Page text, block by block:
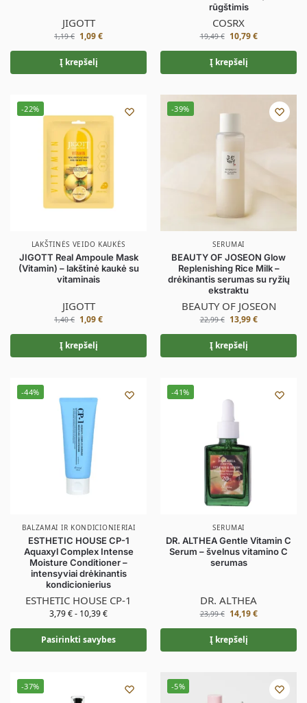
JIGOTT
1,19€ 1,09€
Į krepšelį
rūgštimis
COSRX
19,49€ 10,79€
Į krepšelį
-22%
LAKŠTINĖS VEIDO KAUKĖS
JIGOTT Real Ampoule Mask
(Vitamin) – lakštinė kaukė su
vitaminais
JIGOTT
1,40€ 1,09€
Į krepšelį
-39%
SERUMAI
BEAUTY OF JOSEON Glow
Replenishing Rice Milk –
drėkinantis serumas su ryžių
ekstraktu
BEAUTY OF JOSEON
22,99€ 13,99€
Į krepšelį
-44%
BALZAMAI IR KONDICIONIERIAI
ESTHETIC HOUSE CP-1
Aquaxyl Complex Intense
Moisture Conditioner –
intensyviai drėkinantis
kondicionierius
ESTHETIC HOUSE CP-1
3,79€- 10,39€
Pasirinkti savybes
-41%
SERUMAI
DR. ALTHEA Gentle Vitamin C
Serum – švelnus vitamino C
serumas
DR. ALTHEA
23,99€ 14,19€
Į krepšelį
-37% -5%